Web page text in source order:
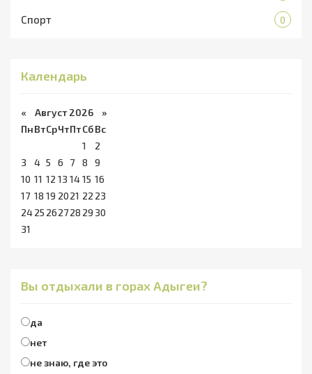
Спорт 0
Календарь
« Август 2026 »
ПнВтСрЧтПтСбВс
1
2
3
4 5 6 7 8
9
10 11 12 13 1415 16
17 18 19 2021 22 23
2425 262728 29 30
31
Вы отдыхали в горах Адыгеи?
да
нет
не знаю, где это